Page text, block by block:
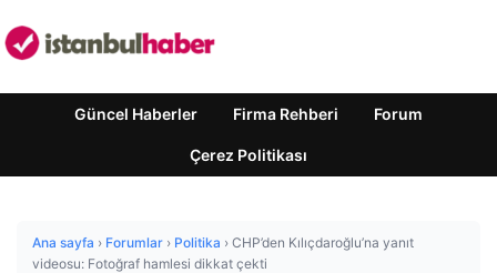
Güncel Haberler Firma Rehberi Forum
Çerez Politikası
Ana sayfa › Forumlar › Politika › CHP’den Kılıçdaroğlu’na yanıt
videosu: Fotoğraf hamlesi dikkat çekti